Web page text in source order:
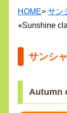
HOME> サン
⭐︎Sunshine
サンシ
Autumn